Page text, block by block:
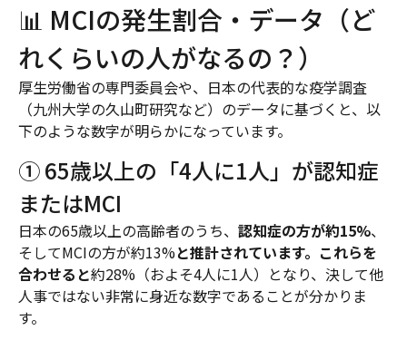
📊 MCIの発生割合・データ（ど
れくらいの人がなるの？）
厚生労働省の専門委員会や、日本の代表的な疫学調査
（九州大学の久山町研究など）のデータに基づくと、以
下のような数字が明らかになっています。
① 65歳以上の「4人に1人」が認知症
またはMCI
日本の65歳以上の高齢者のうち、 認知症の方が約15%、
そしてMCIの方が約13%と推計されています。これらを
合わせると約28%（およそ4人に1人）となり、決して他
人事ではない非常に身近な数字であることが分かりま
す。